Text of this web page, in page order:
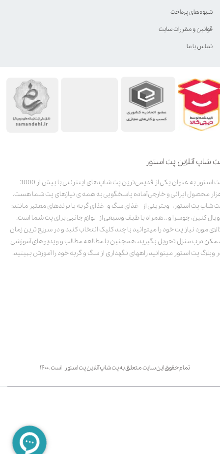
شاپ آنلاین پت استور
پت استور به عنوان یکی از قدیمی‌ترین پت شاپ های اینترنتی با بیش از 3000
محصول ایرانی و خارجی آماده پاسخگویی به همه ی نیازهای پت شما هست.
شاپ پت استور، ویترینی از غذای سگ و غذای گربه با برندهای معتبر مانند:
کنین، جوسرا و .. همراه با طیف وسیعی از لوازم جانبی برای پت شما است.
مورد نیاز پت خود را میتوانید با چند کلیک انتخاب کنید و در سریع ترین زمان
درب منزل تحویل بگیرید. همچنین با مطالعه مطالب و ویدیوهای آموزشی
وبلاگ پت استور میتوانید راههای نگهداری از سگ و گربه خود را آموزش ببینید.
تمام حقوق این سایت متعلق به پت شاپ آنلاین پت استور است. ۱۴۰۰
شیوه‌های پرداخت
قوانین و مقررات سایت
تماس با ما